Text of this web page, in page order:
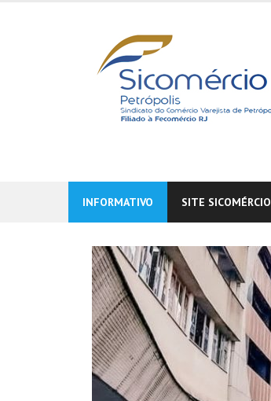
INFORMATIVO SITE SICOMÉRCIO